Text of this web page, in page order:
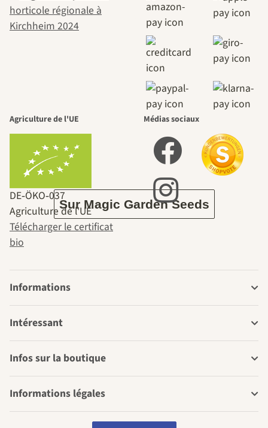
chemins
menant vers
nous-mêmes,
passe par le
jardin.
Sur Magic Garden Seeds
Agriculture de l'UE
DE‑ÖKO‑037
Agriculture de l'UE
Télécharger le certificat
bio
Médias sociaux
Informations
Intéressant
Infos sur la boutique
Informations légales